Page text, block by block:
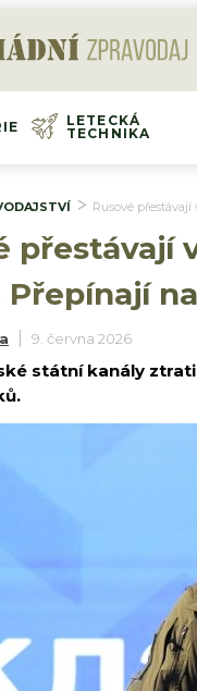
LETECKÁ
TECHNIKA
Rusové
přestávají
9. června 2026
státní kanály